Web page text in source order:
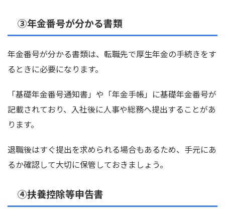
③年金番号が分かる書類
年金番号が分かる書類は、転職先で厚生年金の手続きをす
るときに必要になります。
「基礎年金番号通知書」や「年金手帳」に基礎年金番号が
記載されており、入社後に人事や総務へ提出することがあ
ります。
退職後はすぐ提出を求められる場合もあるため、手元にあ
るか確認して大切に保管しておきましょう。
④扶養控除等申告書